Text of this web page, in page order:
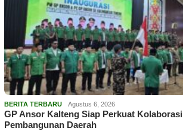
BERITA TERBARU Agustus 6, 2026
GP Ansor Kalteng Siap Perkuat
Pembangunan Daerah